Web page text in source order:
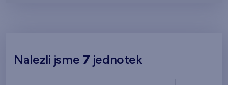
Nalezli jsme 7 jednotek